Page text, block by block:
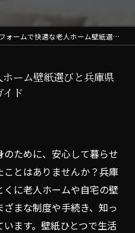
ームで快適な老人ホーム壁紙選びと兵庫県高砂市助成制度の活用ガイド
ーム壁紙選びと兵庫県
ド
ために、安心して暮らせ
とはありませんか？兵庫
に老人ホームや自宅の壁
まな制度や手続き、知っ
ます。壁紙ひとつで生活